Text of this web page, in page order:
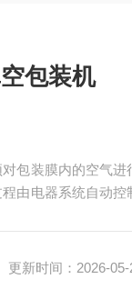
包装机
包装膜内的空气
由电器系统自动控
更新时间：2026-05-